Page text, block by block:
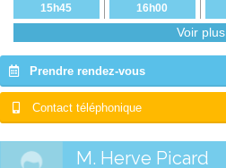
15h45
16h30
16h45
17h00
16h00
16h45
Voir plus
Prendre rendez-vous
Contact téléphonique
M. Herve Picard